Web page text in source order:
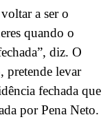
a ser o
quando o
diz. O
pretende levar
fechada que
por Pena Neto.